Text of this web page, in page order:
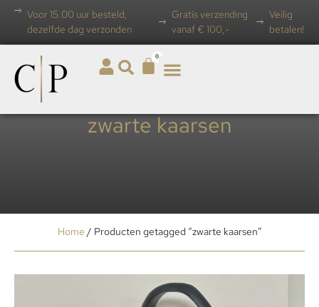
Voor 15.00 uur besteld,
dezelfde dag verzonden
Gratis verzending
vanaf € 100,-
Veilig
betalen!
0
zwarte kaarsen
Home / Producten getagged “zwarte kaarsen”